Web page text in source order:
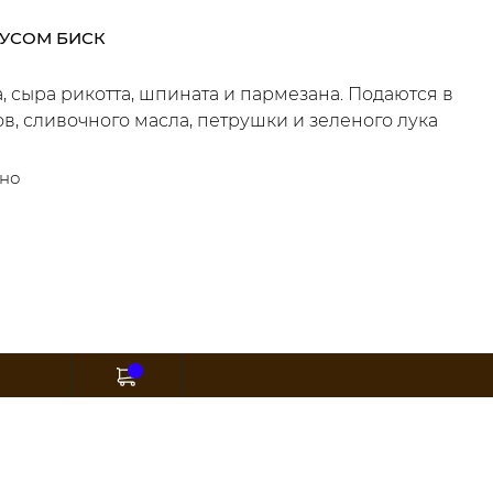
БИСК
рикотта, шпината и пармезана. Подаются в
сливочного масла, петрушки и зеленого лука